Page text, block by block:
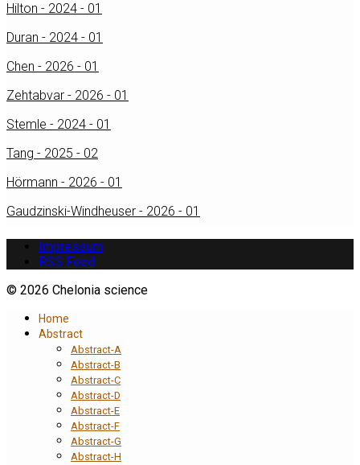
Hilton - 2024 - 01
Duran - 2024 - 01
Chen - 2026 - 01
Zehtabvar - 2026 - 01
Stemle - 2024 - 01
Tang - 2025 - 02
Hörmann - 2026 - 01
Gaudzinski-Windheuser - 2026 - 01
Impressum
RSS Feed
© 2026 Chelonia science
Home
Abstract
Abstract-A
Abstract-B
Abstract-C
Abstract-D
Abstract-E
Abstract-F
Abstract-G
Abstract-H